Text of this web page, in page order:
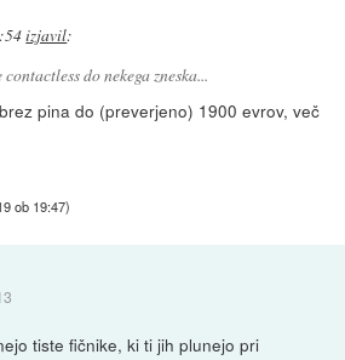
izjavil:
do nekega zneska...
pina do (preverjeno) 1900 evrov, več
ob 19:47)
tiste fičnike, ki ti jih plunejo pri